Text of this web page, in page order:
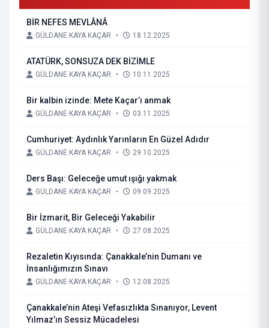
BİR NEFES MEVLÂNÂ
GÜLDANE KAYA KAÇAR • 18.12.2025
ATATÜRK, SONSUZA DEK BİZİMLE
GÜLDANE KAYA KAÇAR • 10.11.2025
Bir kalbin izinde: Mete Kaçar’ı anmak
GÜLDANE KAYA KAÇAR • 03.11.2025
Cumhuriyet: Aydınlık Yarınların En Güzel Adıdır
GÜLDANE KAYA KAÇAR • 29.10.2025
Ders Başı: Geleceğe umut ışığı yakmak
GÜLDANE KAYA KAÇAR • 09.09.2025
Bir İzmarit, Bir Geleceği Yakabilir
GÜLDANE KAYA KAÇAR • 27.08.2025
Rezaletin Kıyısında: Çanakkale’nin Dumanı ve
İnsanlığımızın Sınavı
GÜLDANE KAYA KAÇAR • 12.08.2025
Çanakkale’nin Ateşi Vefasızlıkta Sınanıyor, Levent
Yılmaz’ın Sessiz Mücadelesi